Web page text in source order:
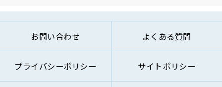
⑦本基本方針記載の方法により第三者に対し
て提供するため
⑧その他自動車関連業およびこれらに付帯・
関連するサービスの提供のため
お問い合わせ よくある質問
プライバシーポリシー サイトポリシー